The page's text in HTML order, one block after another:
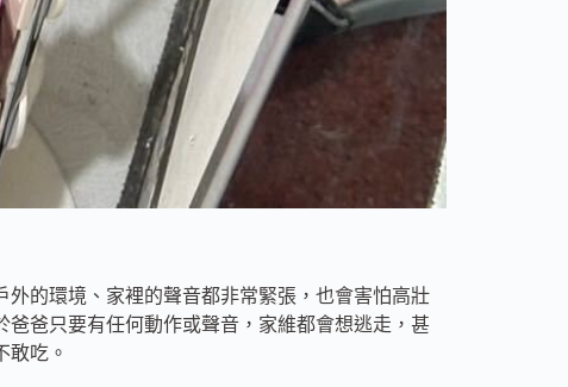
的環境、家裡的聲音都非常緊張，也會害怕高壯
爸只要有任何動作或聲音，家維都會想逃走，甚
敢吃。